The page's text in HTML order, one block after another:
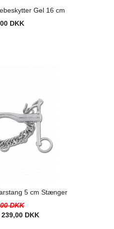
Gel 16 cm
DKK
5 cm Stænger
DKK
239,00 DKK